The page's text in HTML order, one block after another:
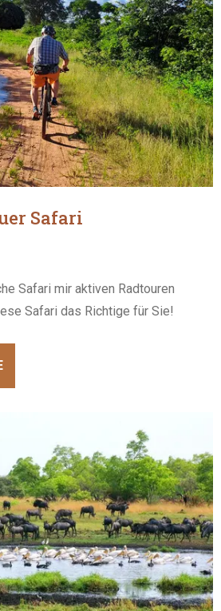
Safari
Safari mir aktiven Radtouren
Safari das Richtige für Sie!